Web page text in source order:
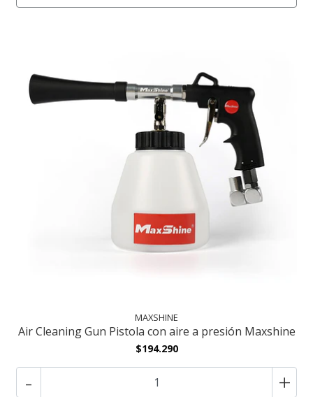
MAXSHINE
Air Cleaning Gun Pistola con aire a presión Maxshine
$194.290
- +